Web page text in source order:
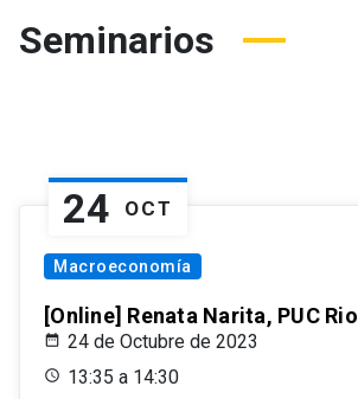
Seminarios
24 OCT
Macroeconomía
[Online] Renata Narita, PUC Rio
24 de Octubre de 2023
13:35 a 14:30